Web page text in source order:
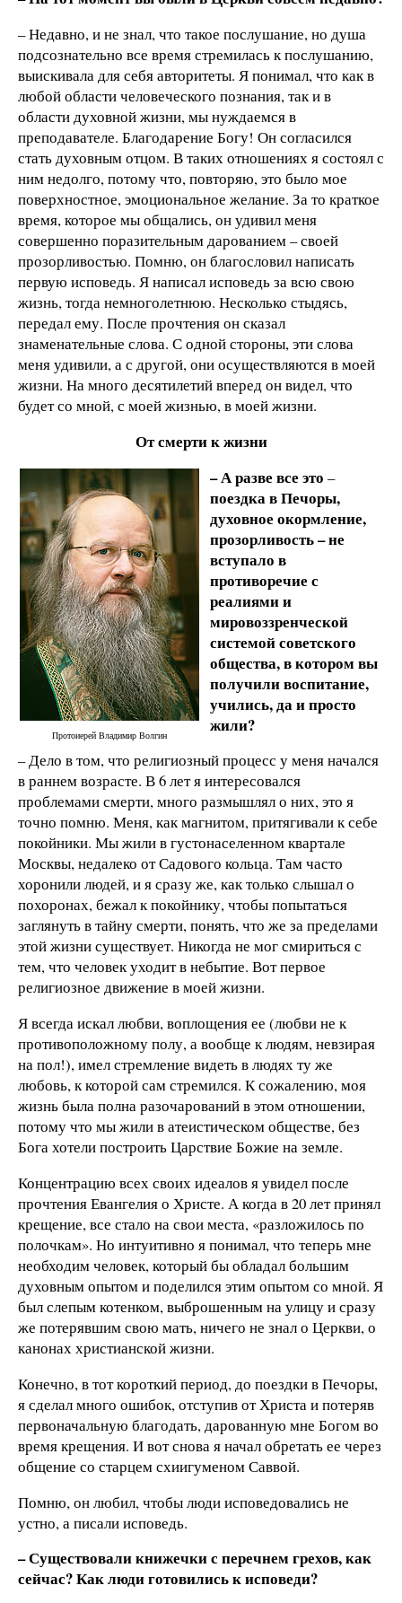
– Недавно, и не знал, что такое послушание, но душа
подсознательно все время стремилась к послушанию,
выискивала для себя авторитеты. Я понимал, что как в
любой области человеческого познания, так и в
области духовной жизни, мы нуждаемся в
преподавателе. Благодарение Богу! Он согласился
стать духовным отцом. В таких отношениях я состоял с
ним недолго, потому что, повторяю, это было мое
поверхностное, эмоциональное желание. За то краткое
время, которое мы общались, он удивил меня
совершенно поразительным дарованием – своей
прозорливостью. Помню, он благословил написать
первую исповедь. Я написал исповедь за всю свою
жизнь, тогда немноголетнюю. Несколько стыдясь,
передал ему. После прочтения он сказал
знаменательные слова. С одной стороны, эти слова
меня удивили, а с другой, они осуществляются в моей
жизни. На много десятилетий вперед он видел, что
будет со мной, с моей жизнью, в моей жизни.
От смерти к жизни
Протоиерей Владимир Волгин
– А разве все это –
поездка в Печоры,
духовное окормление,
прозорливость – не
вступало в
противоречие с
реалиями и
мировоззренческой
системой советского
общества, в котором вы
получили воспитание,
учились, да и просто
жили?
– Дело в том, что религиозный процесс у меня начался
в раннем возрасте. В 6 лет я интересовался
проблемами смерти, много размышлял о них, это я
точно помню. Меня, как магнитом, притягивали к себе
покойники. Мы жили в густонаселенном квартале
Москвы, недалеко от Садового кольца. Там часто
хоронили людей, и я сразу же, как только слышал о
похоронах, бежал к покойнику, чтобы попытаться
заглянуть в тайну смерти, понять, что же за пределами
этой жизни существует. Никогда не мог смириться с
тем, что человек уходит в небытие. Вот первое
религиозное движение в моей жизни.
Я всегда искал любви, воплощения ее (любви не к
противоположному полу, а вообще к людям, невзирая
на пол!), имел стремление видеть в людях ту же
любовь, к которой сам стремился. К сожалению, моя
жизнь была полна разочарований в этом отношении,
потому что мы жили в атеистическом обществе, без
Бога хотели построить Царствие Божие на земле.
Концентрацию всех своих идеалов я увидел после
прочтения Евангелия о Христе. А когда в 20 лет принял
крещение, все стало на свои места, «разложилось по
полочкам». Но интуитивно я понимал, что теперь мне
необходим человек, который бы обладал большим
духовным опытом и поделился этим опытом со мной. Я
был слепым котенком, выброшенным на улицу и сразу
же потерявшим свою мать, ничего не знал о Церкви, о
канонах христианской жизни.
Конечно, в тот короткий период, до поездки в Печоры,
я сделал много ошибок, отступив от Христа и потеряв
первоначальную благодать, дарованную мне Богом во
время крещения. И вот снова я начал обретать ее через
общение со старцем схиигуменом Саввой.
Помню, он любил, чтобы люди исповедовались не
устно, а писали исповедь.
– Существовали книжечки с перечнем грехов, как
сейчас? Как люди готовились к исповеди?